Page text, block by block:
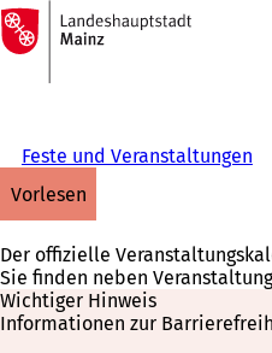
Inhalt anspringen
Zur
Startseite
Feste und Veranstaltungen
vorlesen
Der offizielle
Sie finden neben
Wichtiger Hinweis
Informationen zur